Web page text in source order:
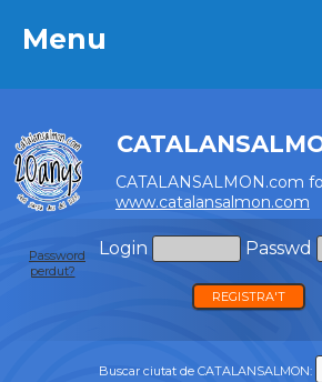
Menu
CATALANSALMON.com
www.catalansalmon.com
Login Passwd
Password
perdut?
REGISTRA'T
Buscar ciutat de CATALANSALMON:
Menu